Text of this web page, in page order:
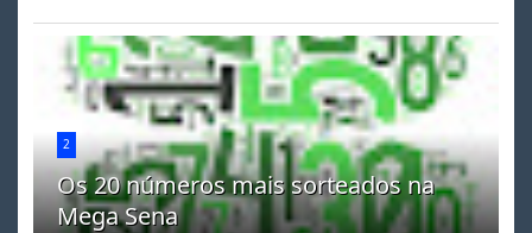
2
Os 20 números mais sorteados na
Mega Sena